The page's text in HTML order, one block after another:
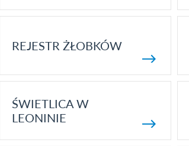
REJESTR ŻŁOBKÓW
ŚWIETLICA W
LEONINIE